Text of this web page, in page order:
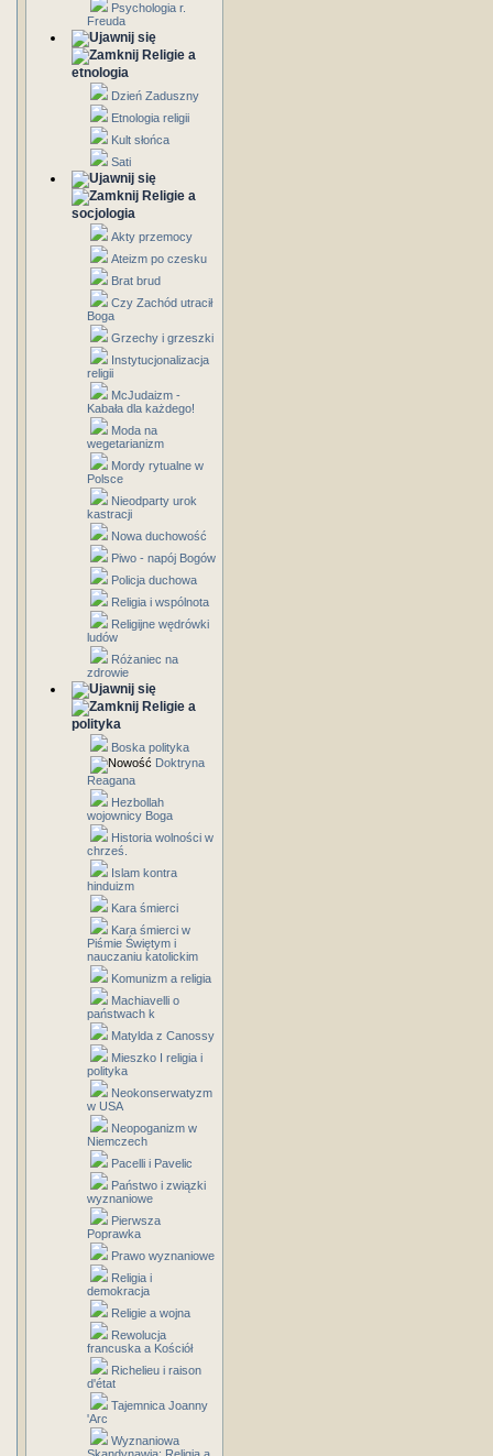
Psychologia r.
Freuda
Religie a
etnologia
Dzień Zaduszny
Etnologia religii
Kult słońca
Sati
Religie a
socjologia
Akty przemocy
Ateizm po czesku
Brat brud
Czy Zachód utracił
Boga
Grzechy i grzeszki
Instytucjonalizacja
religii
McJudaizm -
Kabała dla każdego!
Moda na
wegetarianizm
Mordy rytualne w
Polsce
Nieodparty urok
kastracji
Nowa duchowość
Piwo - napój Bogów
Policja duchowa
Religia i wspólnota
Religijne wędrówki
ludów
Różaniec na
zdrowie
Religie a
polityka
Boska polityka
Doktryna
Reagana
Hezbollah
wojownicy Boga
Historia wolności w
chrześ.
Islam kontra
hinduizm
Kara śmierci
Kara śmierci w
Piśmie Świętym i
nauczaniu katolickim
Komunizm a religia
Machiavelli o
państwach k
Matylda z Canossy
Mieszko I religia i
polityka
Neokonserwatyzm
w USA
Neopoganizm w
Niemczech
Pacelli i Pavelic
Państwo i związki
wyznaniowe
Pierwsza
Poprawka
Prawo wyznaniowe
Religia i
demokracja
Religie a wojna
Rewolucja
francuska a Kościół
Richelieu i raison
d'état
Tajemnica Joanny
'Arc
Wyznaniowa